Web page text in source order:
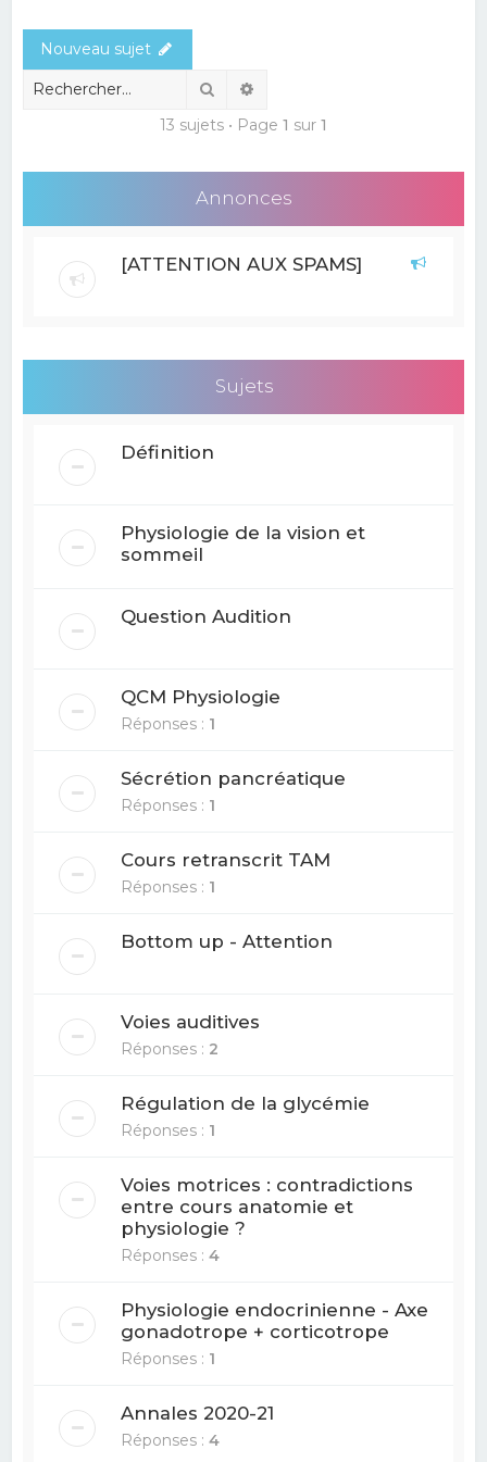
r
Nouveau sujet
Rechercher
13 sujets • Page 1 sur 1
Annonces
[ATTENTION AUX SPAMS]
Sujets
Définition
Physiologie de la vision et
sommeil
Question Audition
QCM Physiologie
Réponses : 1
Sécrétion pancréatique
Réponses : 1
Cours retranscrit TAM
Réponses : 1
Bottom up - Attention
Voies auditives
Réponses : 2
Régulation de la glycémie
Réponses : 1
Voies motrices : contradictions
entre cours anatomie et
physiologie ?
Réponses :4
Physiologie endocrinienne - Axe
gonadotrope + corticotrope
Réponses : 1
Annales 2020-21
Réponses :4